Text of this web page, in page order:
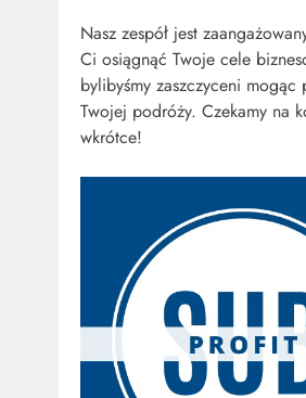
Nasz zespół jest
Ci osiągnąć Twoje cele
bylibyśmy zaszczyceni
Twojej podróży. Czekamy na
wkrótce!